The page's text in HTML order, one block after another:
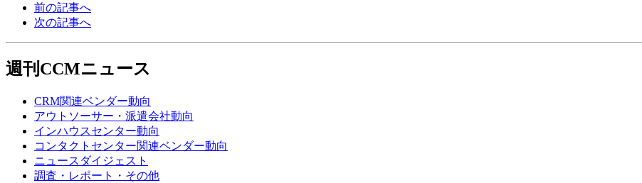
前の記事へ
次の記事へ
週刊CCMニュース
CRM関連ベンダー動向
アウトソーサー・派遣会社動向
インハウスセンター動向
コンタクトセンター関連ベンダー動向
ニュースダイジェスト
調査・レポート・その他